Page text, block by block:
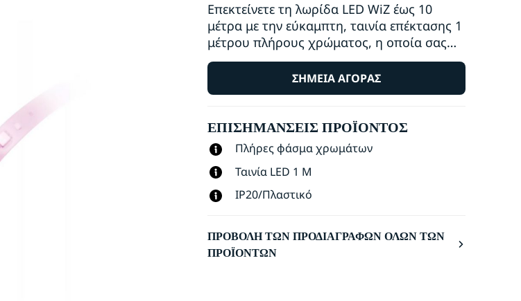
Επεκτείνετε τη λωρίδα LED WiZ έως 10
μέτρα με την εύκαμπτη, ταινία επέκτασης 1
μέτρου πλήρους χρώματος, η οποία σας
επιτρέπει να προσφέρετε ακόμη
περισσότερο χρώμα στο σπίτι σας.
ΣΗΜΕΊΑ ΑΓΟΡΆΣ
ΕΠΙΣΗΜΆΝΣΕΙΣ ΠΡΟΪΌΝΤΟΣ
Πλήρες φάσμα χρωμάτων
Ταινία LED 1 M
IP20/Πλαστικό
ΠΡΟΒΟΛΉ ΤΩΝ ΠΡΟΔΙΑΓΡΑΦΏΝ ΌΛΩΝ ΤΩΝ
ΠΡΟΪΌΝΤΩΝ